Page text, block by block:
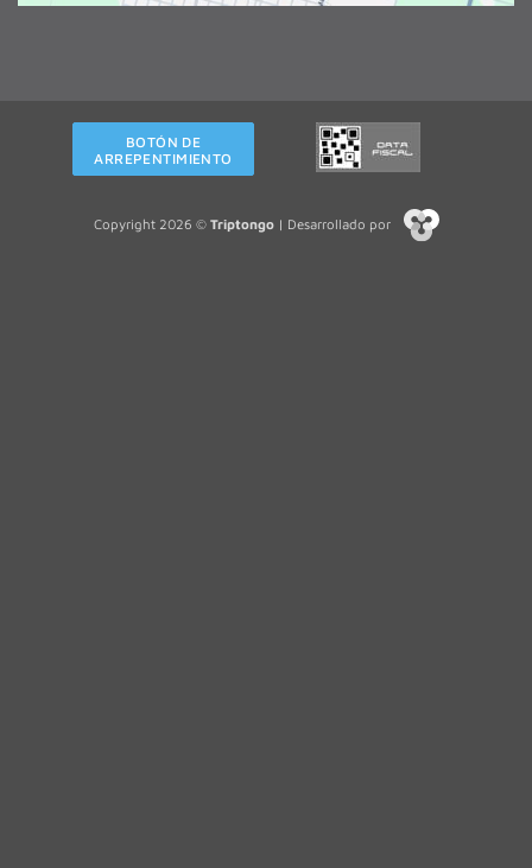
BOTÓN DE
ARREPENTIMIENTO
Copyright 2026 © Triptongo| Desarrollado por